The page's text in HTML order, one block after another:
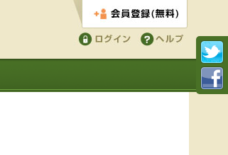
会員登録する